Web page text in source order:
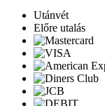
Utánvét
Előre utalás